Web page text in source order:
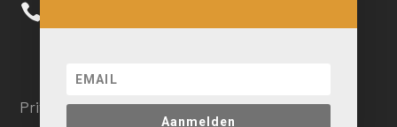

Privacy beleid
Aanmelden